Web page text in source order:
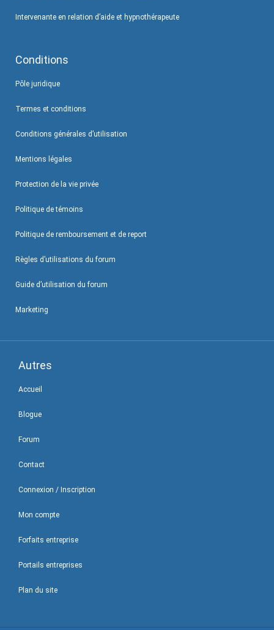
Intervenante en relation d’aide et hypnothérapeute
Conditions
Pôle juridique
Termes et conditions
Conditions générales d’utilisation
Mentions légales
Protection de la vie privée
Politique de témoins
Politique de remboursement et de report
Règles d’utilisations du forum
Guide d’utilisation du forum
Marketing
Autres
Accueil
Blogue
Forum
Contact
Connexion / Inscription
Mon compte
Forfaits entreprise
Portails entreprises
Plan du site